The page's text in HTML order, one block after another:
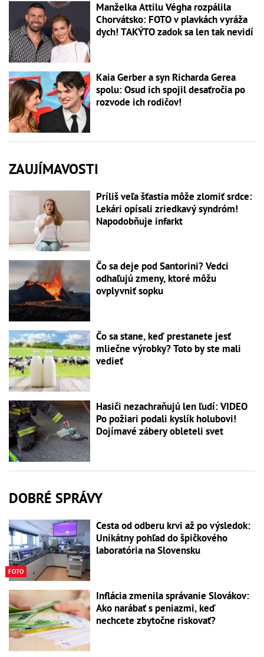
Manželka Attilu Végha rozpálila
Chorvátsko: FOTO v plavkách vyráža
dych! TAKÝTO zadok sa len tak nevidí
Kaia Gerber a syn Richarda Gerea
spolu: Osud ich spojil desaťročia po
rozvode ich rodičov!
ZAUJÍMAVOSTI
Príliš veľa šťastia môže zlomiť srdce:
Lekári opísali zriedkavý syndróm!
Napodobňuje infarkt
Čo sa deje pod Santorini? Vedci
odhaľujú zmeny, ktoré môžu
ovplyvniť sopku
Čo sa stane, keď prestanete jesť
mliečne výrobky? Toto by ste mali
vedieť
Hasiči nezachraňujú len ľudí: VIDEO
Po požiari podali kyslík holubovi!
Dojímavé zábery obleteli svet
DOBRÉ SPRÁVY
FOTO
Cesta od odberu krvi až po výsledok:
Unikátny pohľad do špičkového
laboratória na Slovensku
Inflácia zmenila správanie Slovákov:
Ako narábať s peniazmi, keď
nechcete zbytočne riskovať?